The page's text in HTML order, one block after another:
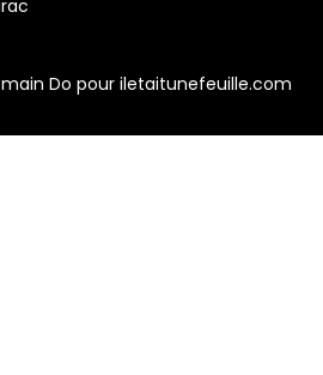
Do pour iletaitunefeuille.com